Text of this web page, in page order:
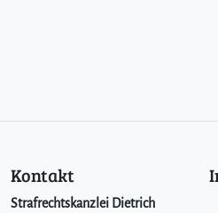
Kontakt
Strafrechtskanzlei Dietrich